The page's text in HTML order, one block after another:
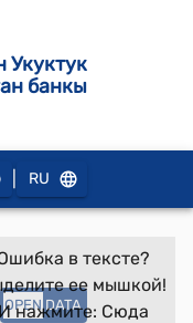
Укуктук
банкы
RU
OPEN DATA
в тексте?
ее мышкой!
И нажмите: Сюда